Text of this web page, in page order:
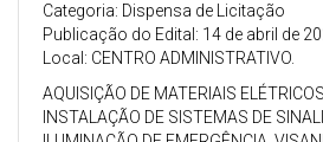
Categoria: Dispensa de Licitação
Publicação do Edital: 14 de abril de
Local: CENTRO ADMINISTRATIVO.
AQUISIÇÃO DE MATERIAIS
INSTALAÇÃO DE SISTEMAS DE